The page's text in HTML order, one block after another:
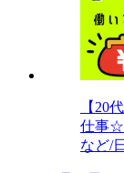
【20
仕事☆
など/